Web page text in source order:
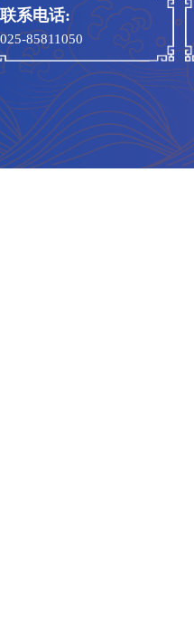
技是
身教